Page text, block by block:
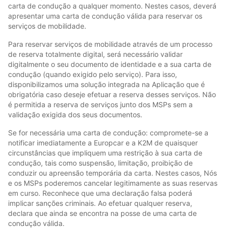
carta de condução a qualquer momento. Nestes casos, deverá
apresentar uma carta de condução válida para reservar os
serviços de mobilidade.
Para reservar serviços de mobilidade através de um processo
de reserva totalmente digital, será necessário validar
digitalmente o seu documento de identidade e a sua carta de
condução (quando exigido pelo serviço). Para isso,
disponibilizamos uma solução integrada na Aplicação que é
obrigatória caso deseje efetuar a reserva desses serviços. Não
é permitida a reserva de serviços junto dos MSPs sem a
validação exigida dos seus documentos.
Se for necessária uma carta de condução: compromete-se a
notificar imediatamente a Europcar e a K2M de quaisquer
circunstâncias que impliquem uma restrição à sua carta de
condução, tais como suspensão, limitação, proibição de
conduzir ou apreensão temporária da carta. Nestes casos, Nós
e os MSPs poderemos cancelar legitimamente as suas reservas
em curso. Reconhece que uma declaração falsa poderá
implicar sanções criminais. Ao efetuar qualquer reserva,
declara que ainda se encontra na posse de uma carta de
condução válida.